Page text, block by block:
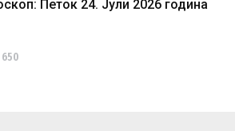
Петок 24. Јули 2026 година
650